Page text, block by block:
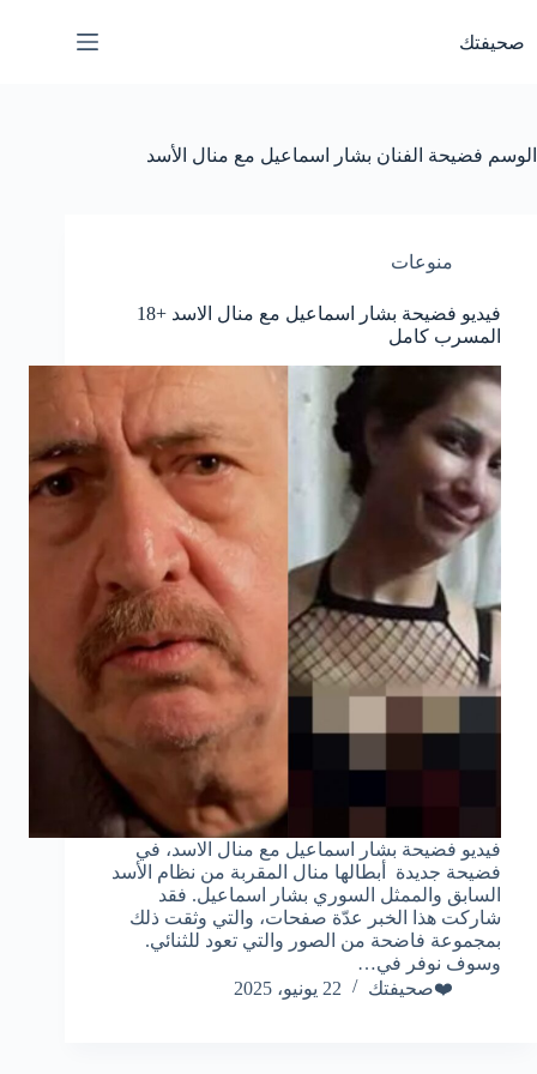
المحتوى
صحيفتك
الوسم فضيحة الفنان بشار اسماعيل مع منال الأسد
منوعات
فيديو فضيحة بشار اسماعيل مع منال الاسد +18
المسرب كامل
فيديو فضيحة بشار اسماعيل مع منال الاسد، في
فضيحة جديدة أبطالها منال المقربة من نظام الأسد
السابق والممثل السوري بشار اسماعيل. فقد
شاركت هذا الخبر عدّة صفحات، والتي وثقت ذلك
بمجموعة فاضحة من الصور والتي تعود للثنائي.
وسوف نوفر في…
❤️صحيفتك
22 يونيو، 2025